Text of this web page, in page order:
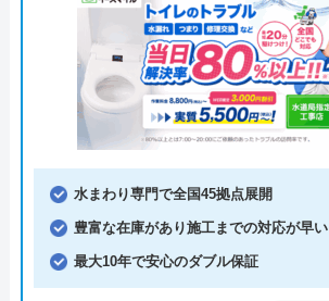
水まわり専門で全国45拠点展開
豊富な在庫があり施工までの対応が早い
最大10年で安心のダブル保証